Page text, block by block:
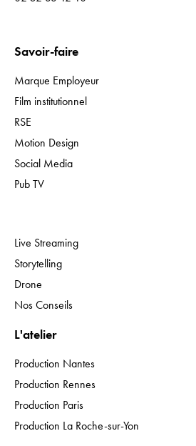
Savoir-faire
Marque Employeur
Film institutionnel
RSE
Motion Design
Social Media
Pub TV
Live Streaming
Storytelling
Drone
Nos Conseils
L'atelier
Production Nantes
Production Rennes
Production Paris
Production La Roche-sur-Yon